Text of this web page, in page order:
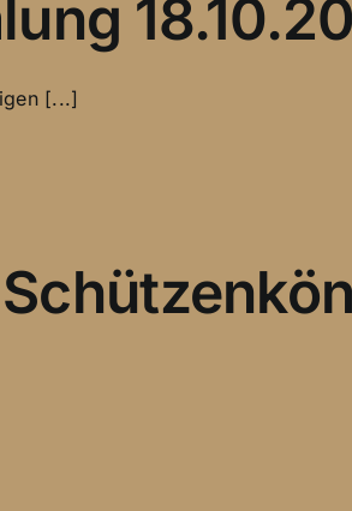
[...]